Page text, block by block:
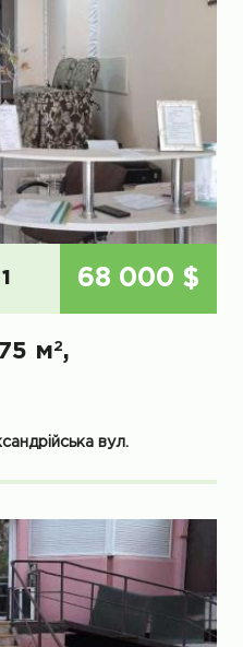
1 68 000 $
м2,
вул.